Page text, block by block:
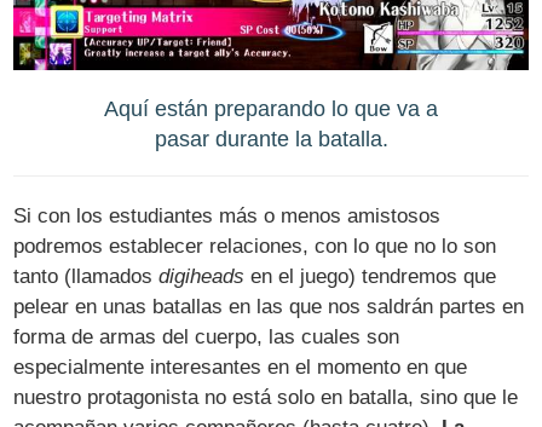
Aquí están preparando lo que va a
pasar durante la batalla.
Si con los estudiantes más o menos amistosos
podremos establecer relaciones, con lo que no lo son
tanto (llamadosdigiheads en el juego) tendremos que
pelear en unas batallas en las que nos saldrán partes en
forma de armas del cuerpo, las cuales son
especialmente interesantes en el momento en que
nuestro protagonista no está solo en batalla, sino que le